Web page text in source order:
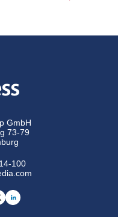
GmbH
73-79
100